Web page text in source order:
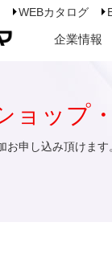
WEBカタログ
企業情報
ョップ
お申し込み頂けます